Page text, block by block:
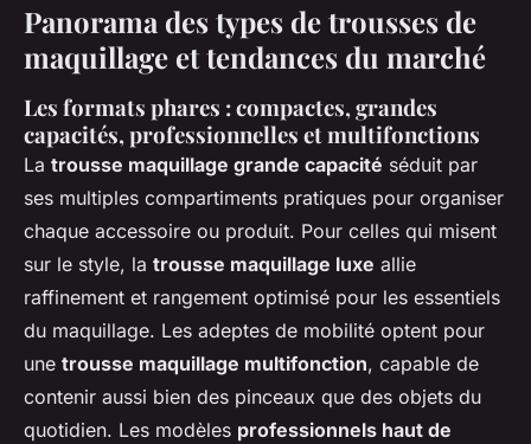
Panorama des types de trousses de
maquillage et tendances du marché
Les formats phares : compactes, grandes
capacités, professionnelles et multifonctions
La trousse maquillage grande capacité séduit par
ses multiples compartiments pratiques pour organiser
chaque accessoire ou produit. Pour celles qui misent
sur le style, la trousse maquillage luxe allie
raffinement et rangement optimisé pour les essentiels
du maquillage. Les adeptes de mobilité optent pour
une trousse maquillage multifonction, capable de
contenir aussi bien des pinceaux que des objets du
quotidien. Les modèles professionnels haut de